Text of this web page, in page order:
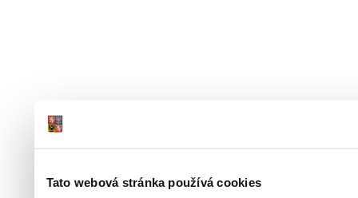
Tato webová stránka používá cookies